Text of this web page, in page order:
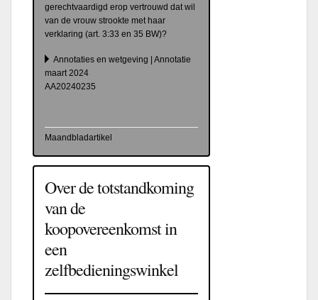
gerechtvaardigd erop vertrouwd dat wil
van de vrouw strookte met haar
verklaring (art. 3:33 en 35 BW)?
Annotaties en wetgeving | Annotatie
maart 2024
AA20240235
Maandbladartikel
Over de totstandkoming
van de
koopovereenkomst in
een
zelfbedieningswinkel